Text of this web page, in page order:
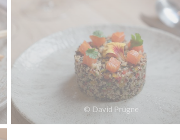
© David Prugne